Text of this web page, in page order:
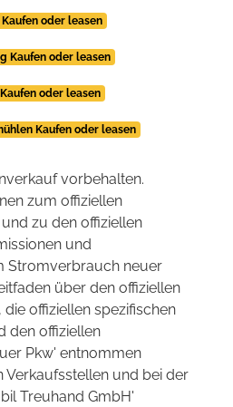
oder leasen
Kaufen oder leasen
oder leasen
Kaufen oder leasen
vorbehalten.
zum offiziellen
zu den offiziellen
und
Stromverbrauch neuer
über den offiziellen
offiziellen spezifischen
den offiziellen
Pkw' entnommen
Verkaufsstellen und bei der
Treuhand GmbH'